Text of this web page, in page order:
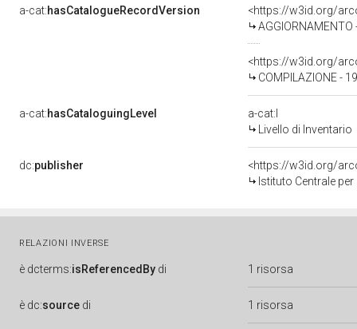
a-cat:hasCatalogueRecordVersion
<https://w3id.org/
AGGIORNAMENTO
<https://w3id.org/
COMPILAZIONE -
a-cat:hasCataloguingLevel
a-cat:I
Livello di Inventario
dc:publisher
<https://w3id.org/
Istituto Centrale
RELAZIONI INVERSE
è dcterms:isReferencedBy di 1 risorsa
è dc:source di 1 risorsa